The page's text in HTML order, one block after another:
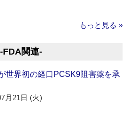
もっと見る »
関連‐
世界初の経口PCSK9阻害薬を承
月21日 (火)